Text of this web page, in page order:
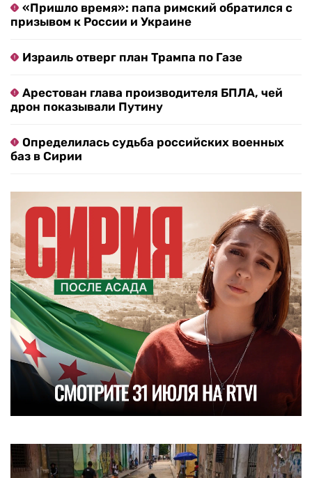
«Пришло время»: папа римский обратился с
призывом к России и Украине
Израиль отверг план Трампа по Газе
Арестован глава производителя БПЛА, чей
дрон показывали Путину
Определилась судьба российских военных
баз в Сирии